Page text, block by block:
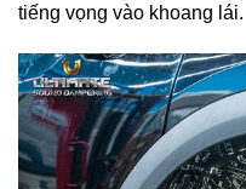
tiếng vọng vào khoang lái.